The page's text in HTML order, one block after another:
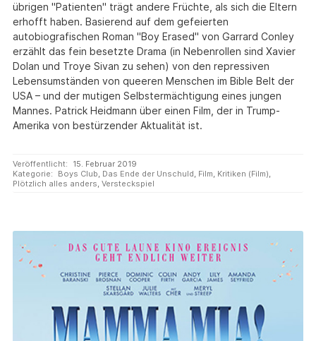
übrigen "Patienten" trägt andere Früchte, als sich die Eltern
erhofft haben. Basierend auf dem gefeierten
autobiografischen Roman "Boy Erased" von Garrard Conley
erzählt das fein besetzte Drama (in Nebenrollen sind Xavier
Dolan und Troye Sivan zu sehen) von den repressiven
Lebensumständen von queeren Menschen im Bible Belt der
USA – und der mutigen Selbstermächtigung eines jungen
Mannes. Patrick Heidmann über einen Film, der in Trump-
Amerika von bestürzender Aktualität ist.
Veröffentlicht:
15. Februar 2019
Kategorie:
Boys Club, Das Ende der Unschuld, Film, Kritiken (Film),
Plötzlich alles anders, Versteckspiel